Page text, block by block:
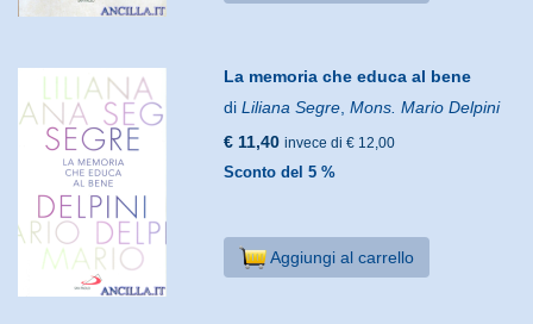
La memoria che educa al bene
diLiliana Segre ,Mons. Mario Delpini
€ 11,40 invece di € 12,00
Sconto del 5 %
Aggiungi al carrello